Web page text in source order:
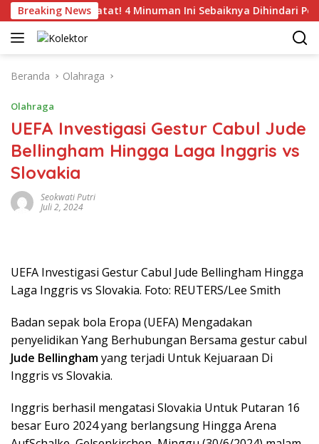
Langsung
ke
konten
Breaking NewsCatat! 4 Minuman Ini Sebaiknya Dihindari Penderita
Beranda Olahraga
Olahraga
UEFA Investigasi Gestur Cabul Jude
Bellingham Hingga Laga Inggris vs
Slovakia
Seokwati Putri
Juli 2, 2024
UEFA Investigasi Gestur Cabul Jude Bellingham Hingga
Laga Inggris vs Slovakia. Foto: REUTERS/Lee Smith
Badan sepak bola Eropa (UEFA) Mengadakan
penyelidikan Yang Berhubungan Bersama gestur cabul
Jude Bellinghamyang terjadi Untuk Kejuaraan Di
Inggris vs Slovakia.
Inggris berhasil mengatasi Slovakia Untuk Putaran 16
besar Euro 2024 yang berlangsung Hingga Arena